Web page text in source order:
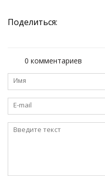
Поделиться:
0 комментариев